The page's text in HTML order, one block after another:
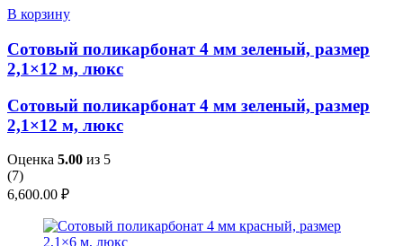
В корзину
Сотовый поликарбонат 4 мм зеленый, размер
2,1×12 м, люкс
Сотовый поликарбонат 4 мм зеленый, размер
2,1×12 м, люкс
Оценка 5.00 из 5
(7)
6,600.00 ₽